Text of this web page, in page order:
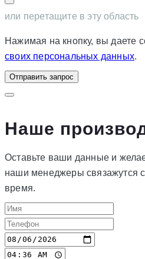
или перетащите в эту область
Нажимая на кнопку, вы даете
своих персональных данных.
Отправить запрос
Наше
Оставьте ваши данные и
наши менеджеры связажутся
время.